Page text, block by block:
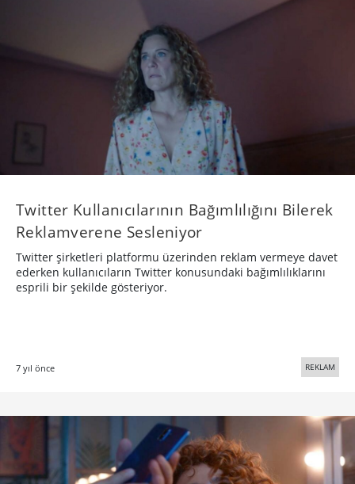
Twitter Kullanıcılarının Bağımlılığını Bilerek
Reklamverene Sesleniyor
Twitter şirketleri platformu üzerinden reklam vermeye davet
ederken kullanıcıların Twitter konusundaki bağımlılıklarını
esprili bir şekilde gösteriyor.
7 yıl önce REKLAM